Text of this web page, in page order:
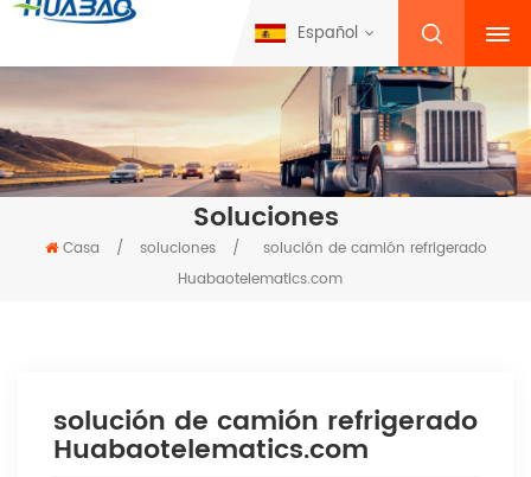
Español
Soluciones
Casa / soluciones /
solución de camión refrigerado
Huabaotelematics.com
solución de camión refrigerado
Huabaotelematics.com